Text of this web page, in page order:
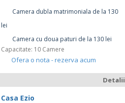
Camera dubla matrimoniala de la 130
lei
Camera cu doua paturi de la 130 lei
Capacitate: 10 Camere
Ofera o nota - rezerva acum
Detalii
Casa Ezio